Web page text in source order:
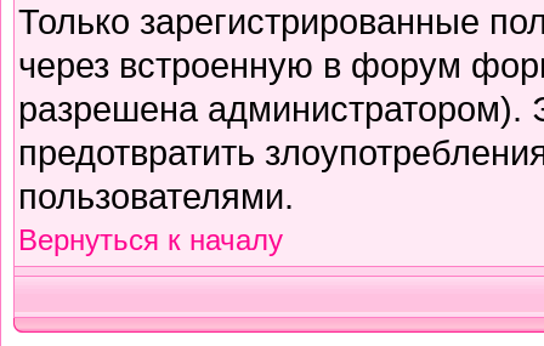
Только зарегистрированные
через встроенную в форум
разрешена администратором).
предотвратить
пользователями.
Вернуться к началу